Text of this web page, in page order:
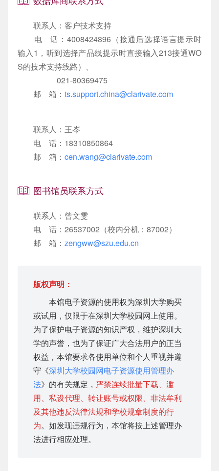
联系人：客户技术支持
电 话：4008424896（接通后选择语言提示时
输入1，听到选择产品线提示时直接输入213接通WO
S的技术支持线路）、
021-80369475
邮 箱： ts.support.china@clarivate.com
联系人：王岑
电 话：18310850864
邮 箱： cen.wang@clarivate.com
图书馆员联系方式
联系人：曾文雯
电 话：26537002（校内分机：87002）
邮 箱： zengww@szu.edu.cn
版权声明：
本馆电子资源的使用权为深圳大学购买
或试用，仅限于在深圳大学校园网上使用。
为了保护电子资源的知识产权，维护深圳大
学的声誉，也为了保证广大合法用户的正当
权益，本馆要求各使用单位和个人重视并遵
守《深圳大学校园网电子资源使用管理办
法》的有关规定， 严禁连续批量下载、滥
用、私设代理、转让账号或权限、非法牟利
及其他违反法律法规和学校规章制度的行
为。如发现违规行为，本馆将按上述管理办
法进行相应处理。